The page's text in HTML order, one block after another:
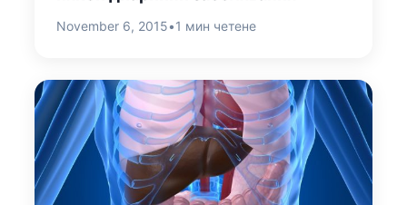
November 6, 2015•1 мин четене